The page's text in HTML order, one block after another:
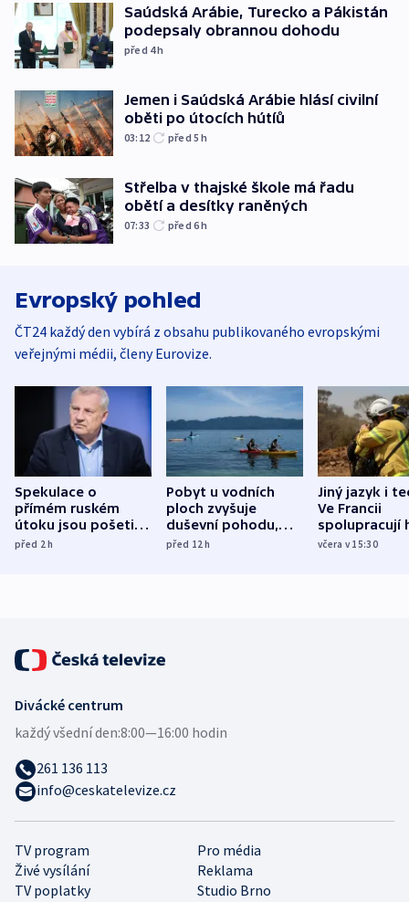
Saúdská Arábie, Turecko a Pákistán
podepsaly obrannou dohodu
před 4h
Jemen i Saúdská Arábie hlásí civilní
oběti po útocích hútíů
03:12 před 5h
Střelba v thajské škole má řadu
obětí a desítky raněných
07:33 před 6h
Evropský pohled
ČT24 každý den vybírá z obsahu publikovaného evropskými
veřejnými médii, členy Eurovize.
Spekulace o
přímém ruském
útoku jsou pošetilé,
míní estonský
před 2h
Pobyt u vodních
ploch zvyšuje
duševní pohodu,
ukázala
před 12h
Jiný jazyk i
Ve Francii
spolupracují
různých zemí
včera v 15:30
TV program
Pro média
Živé vysílání
Reklama
TV poplatky
Studio Brno
Divácké centrum
každý všední den:8:00—16:00 hodin
261 136 113
info@ceskatelevize.cz